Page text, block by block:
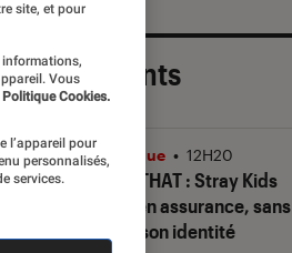
plus récents
THIS & THAT: Stray Kids
gagne en assurance, sans
perdre son identité
Musique • 12H20
site, et pour
Vous
Politique Cookies.
l’appareil pour
personnalisés,
services.